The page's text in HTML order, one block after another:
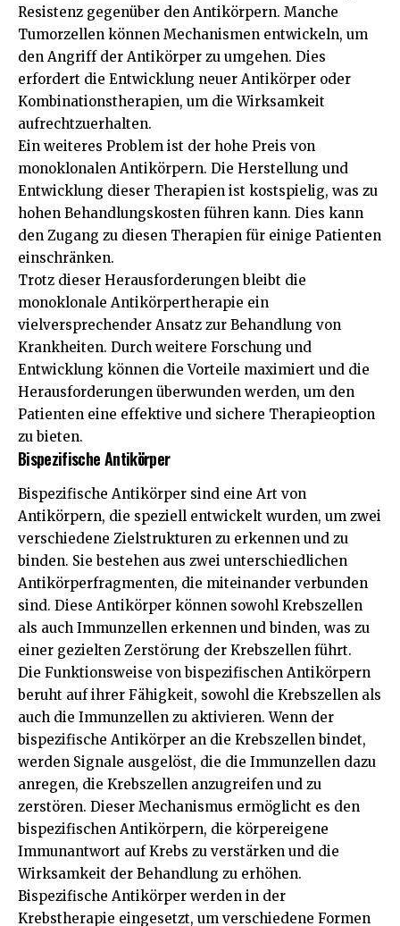
Resistenz gegenüber den Antikörpern. Manche
Tumorzellen können Mechanismen entwickeln, um
den Angriff der Antikörper zu umgehen. Dies
erfordert die Entwicklung neuer Antikörper oder
Kombinationstherapien, um die Wirksamkeit
aufrechtzuerhalten.
Ein weiteres Problem ist der hohe Preis von
monoklonalen Antikörpern. Die Herstellung und
Entwicklung dieser Therapien ist kostspielig, was zu
hohen Behandlungskosten führen kann. Dies kann
den Zugang zu diesen Therapien für einige Patienten
einschränken.
Trotz dieser Herausforderungen bleibt die
monoklonale Antikörpertherapie ein
vielversprechender Ansatz zur Behandlung von
Krankheiten. Durch weitere Forschung und
Entwicklung können die Vorteile maximiert und die
Herausforderungen überwunden werden, um den
Patienten eine effektive und sichere Therapieoption
zu bieten.
Bispezifische Antikörper
Bispezifische Antikörper sind eine Art von
Antikörpern, die speziell entwickelt wurden, um zwei
verschiedene Zielstrukturen zu erkennen und zu
binden. Sie bestehen aus zwei unterschiedlichen
Antikörperfragmenten, die miteinander verbunden
sind. Diese Antikörper können sowohl Krebszellen
als auch Immunzellen erkennen und binden, was zu
einer gezielten Zerstörung der Krebszellen führt.
Die Funktionsweise von bispezifischen Antikörpern
beruht auf ihrer Fähigkeit, sowohl die Krebszellen als
auch die Immunzellen zu aktivieren. Wenn der
bispezifische Antikörper an die Krebszellen bindet,
werden Signale ausgelöst, die die Immunzellen dazu
anregen, die Krebszellen anzugreifen und zu
zerstören. Dieser Mechanismus ermöglicht es den
bispezifischen Antikörpern, die körpereigene
Immunantwort auf Krebs zu verstärken und die
Wirksamkeit der Behandlung zu erhöhen.
Bispezifische Antikörper werden in der
Krebstherapie eingesetzt, um verschiedene Formen